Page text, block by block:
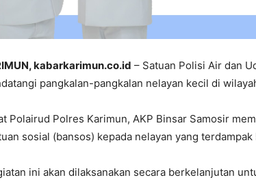
kabarkarimun.co.id – Satuan Polisi Air dan
pangkalan-pangkalan nelayan kecil di
Polairud Polres Karimun, AKP Binsar Samosir
sosial (bansos) kepada nelayan yang terdampak
ini akan dilaksanakan secara berkelanjutan